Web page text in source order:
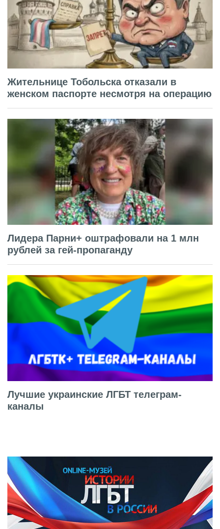
Жительнице Тобольска отказали в
женском паспорте несмотря на операцию
Лидера Парни+ оштрафовали на 1 млн
рублей за гей-пропаганду
Лучшие украинские ЛГБТ телеграм-
каналы